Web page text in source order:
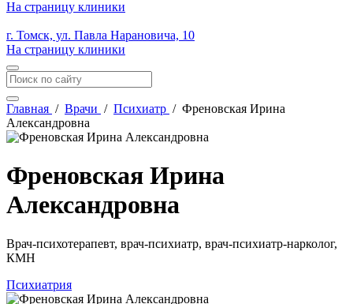
На страницу клиники
г. Томск, ул. Павла Нарановича, 10
На страницу клиники
Главная / Врачи / Психиатр / Френовская Ирина
Александровна
Френовская Ирина
Александровна
Врач-психотерапевт, врач-психиатр, врач-психиатр-нарколог,
КМН
Психиатрия